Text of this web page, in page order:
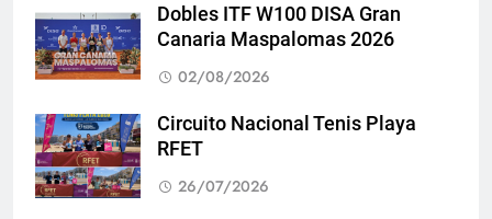
Dobles ITF W100 DISA Gran
Canaria Maspalomas 2026
02/08/2026
Circuito Nacional Tenis Playa
RFET
26/07/2026